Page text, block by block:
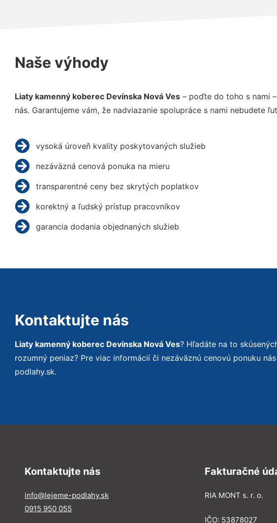
Naše výhody
Liaty kamenný koberec Devínska Nová Ves – poďte do toho s nami
nás. Garantujeme vám, že nadviazanie spolupráce s nami nebudete
vysoká úroveň kvality poskytovaných služieb
nezáväzná cenová ponuka na mieru
transparentné ceny bez skrytých poplatkov
korektný a ľudský prístup pracovníkov
garancia dodania objednaných služieb
Kontaktujte nás
Liaty kamenný koberec Devínska Nová Ves? Hľadáte na to
rozumný peniaz? Pre viac informácií či nezáväznú cenovú ponuku
podlahy.sk.
Kontaktujte nás
info@lejeme-podlahy.sk
0915 950 055
Fakturačné
RIA MONT s. r. o.
IČO: 53878027